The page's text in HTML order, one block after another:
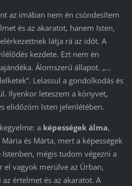
az imában nem én csöndesítem
és az akaratot, hanem Isten,
látja rá az időt. A
kezdete. Ezt nem én
Álomszerű állapot. „…
Lelassul a gondolkodás és
Ilyenkor leteszem a könyvet,
elidőzöm Isten jelenlétében.
a képességek álma,
és Márta, mert a képességek
mégis tudom végezni a
el vagyok merülve az Úrban,
értelmet és az akaratot. A